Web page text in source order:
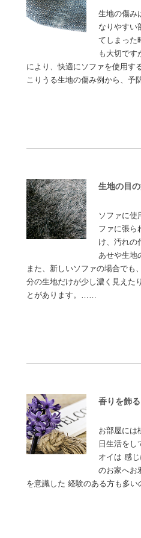
生地の傷み
なりやすい
てしまった
も大切です
により、快適にソファを使用す
こりうる生地の傷み例から、
生地の目
ソファに使
ファに張ら
け、汚れの
あせや生地
また、新しいソファの場合でも
分の生地だけが少し濃く見えた
とがあります。……
香りを飾る
お部屋には
日生活をし
オイは 感
のお家へお
を意識した 経験のある方も多